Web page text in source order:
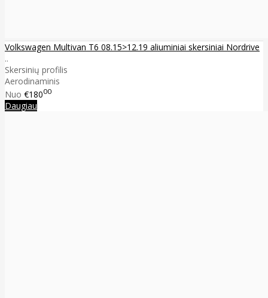
Volkswagen Multivan T6 08.15>12.19 aliuminiai skersiniai Nordrive
..
Skersinių profilis
Aerodinaminis
Nuo €18000
Daugiau